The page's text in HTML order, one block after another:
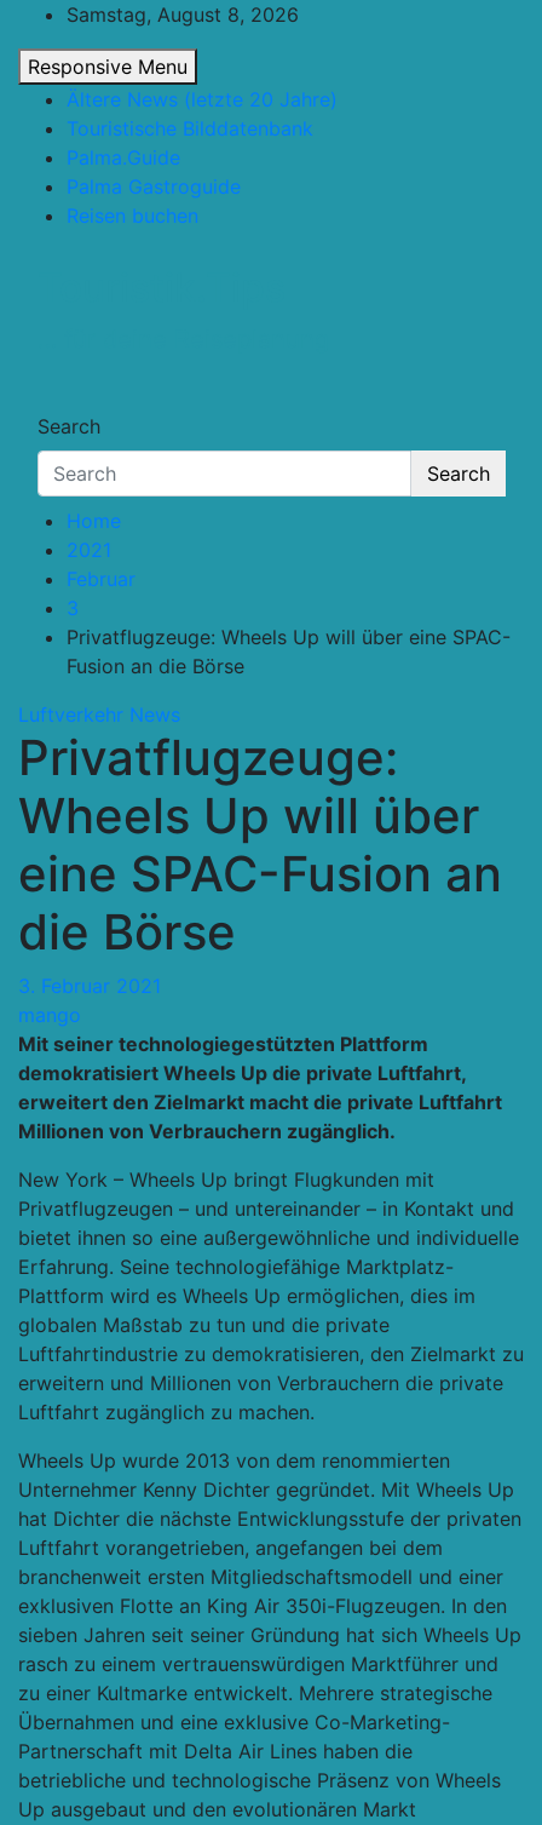
content
Samstag, August 8, 2026
Responsive Menu
Ältere News (letzte 20 Jahre)
Touristische Bilddatenbank
Palma.Guide
Palma Gastroguide
Reisen buchen
Search
Search
Home
2021
Februar
3
Privatflugzeuge: Wheels Up will über eine SPAC-
Fusion an die Börse
Luftverkehr News
Privatflugzeuge:
Wheels Up will über
eine SPAC-Fusion an
die Börse
3. Februar 2021
mango
Mit seiner technologiegestützten Plattform
demokratisiert Wheels Up die private Luftfahrt,
erweitert den Zielmarkt macht die private Luftfahrt
Millionen von Verbrauchern zugänglich.
New York – Wheels Up bringt Flugkunden mit
Privatflugzeugen – und untereinander – in Kontakt und
bietet ihnen so eine außergewöhnliche und individuelle
Erfahrung. Seine technologiefähige Marktplatz-
Plattform wird es Wheels Up ermöglichen, dies im
globalen Maßstab zu tun und die private
Luftfahrtindustrie zu demokratisieren, den Zielmarkt zu
erweitern und Millionen von Verbrauchern die private
Luftfahrt zugänglich zu machen.
Wheels Up wurde 2013 von dem renommierten
Unternehmer Kenny Dichter gegründet. Mit Wheels Up
hat Dichter die nächste Entwicklungsstufe der privaten
Luftfahrt vorangetrieben, angefangen bei dem
branchenweit ersten Mitgliedschaftsmodell und einer
exklusiven Flotte an King Air 350i-Flugzeugen. In den
sieben Jahren seit seiner Gründung hat sich Wheels Up
rasch zu einem vertrauenswürdigen Marktführer und
zu einer Kultmarke entwickelt. Mehrere strategische
Übernahmen und eine exklusive Co-Marketing-
Partnerschaft mit Delta Air Lines haben die
betriebliche und technologische Präsenz von Wheels
Up ausgebaut und den evolutionären Markt